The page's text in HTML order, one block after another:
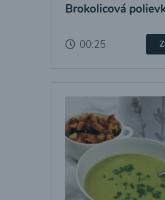
Brokolicová
00:25